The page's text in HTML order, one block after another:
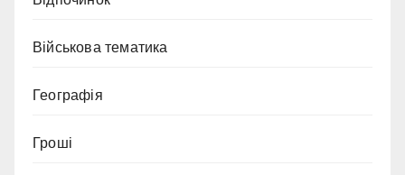
Військова тематика
Географія
Гроші